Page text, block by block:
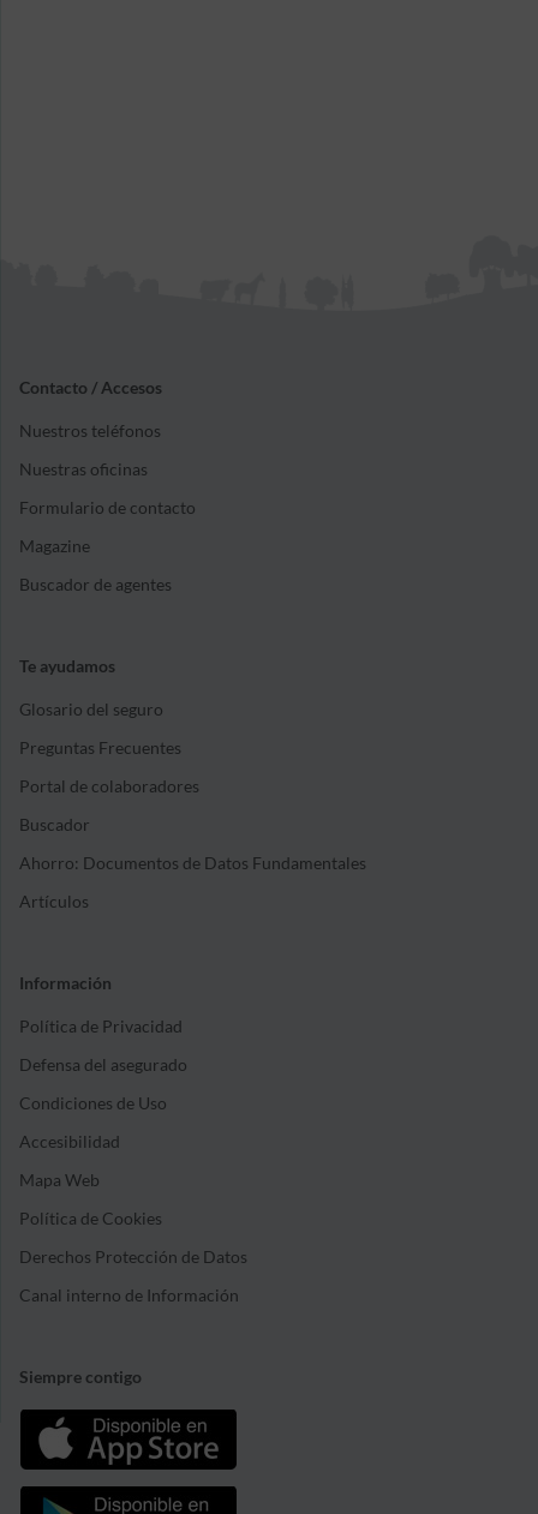
Contacto / Accesos
Nuestros teléfonos
Nuestras oficinas
Formulario de contacto
Magazine
Buscador de agentes
Te ayudamos
Glosario del seguro
Preguntas Frecuentes
Portal de colaboradores
Buscador
Ahorro: Documentos de Datos Fundamentales
Artículos
Información
Política de Privacidad
Defensa del asegurado
Condiciones de Uso
Accesibilidad
Mapa Web
Política de Cookies
Derechos Protección de Datos
Canal interno de Información
Siempre contigo